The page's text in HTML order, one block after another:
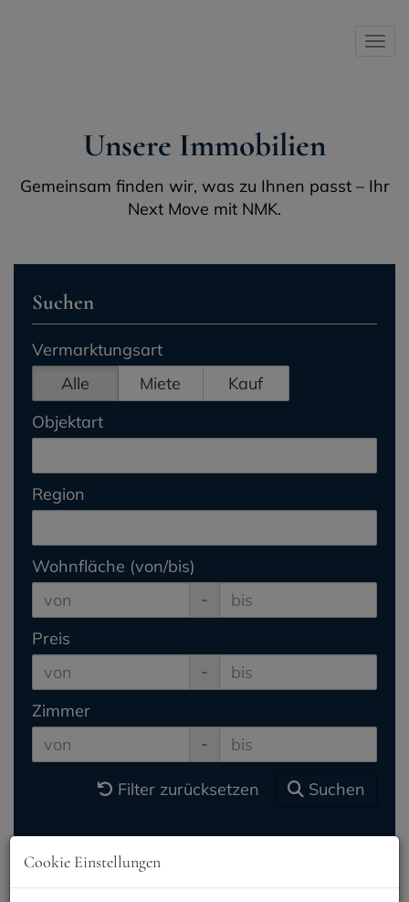
Unsere Immobilien
Gemeinsam finden wir, was zu Ihnen passt – Ihr
Next Move mit NMK.
Suchen
Vermarktungsart
Alle
Miete
Kauf
Objektart
Region
Wohnfläche (von/bis)
-
Preis
-
Zimmer
-
Filter zurücksetzen Suchen
Cookie Einstellungen